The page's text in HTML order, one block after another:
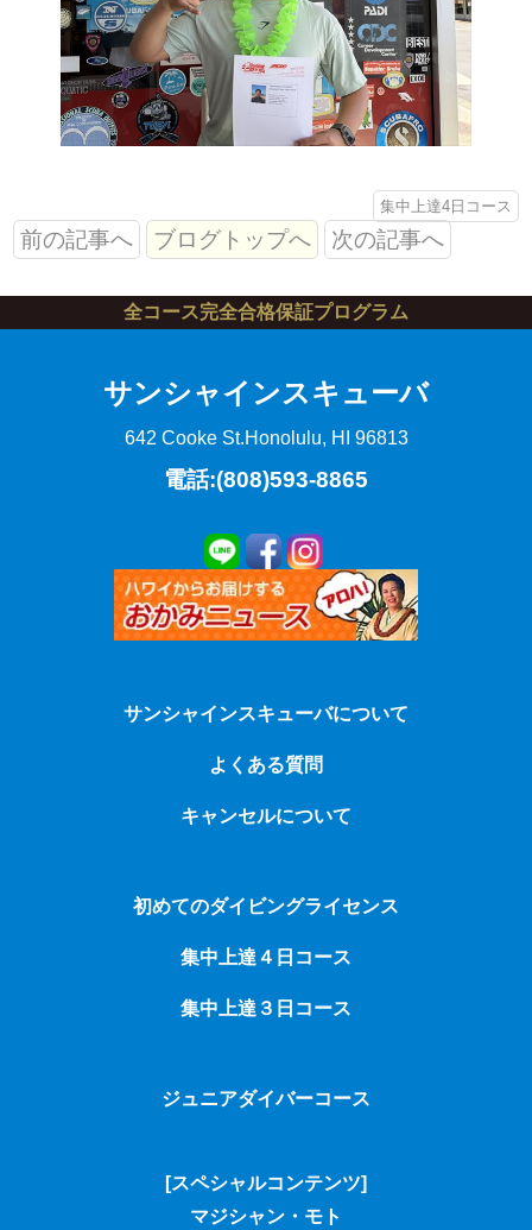
集中上達4日コース
前の記事へ ブログトップへ 次の記事へ
全コース完全合格保証プログラム
サンシャインスキューバ
642 Cooke St.Honolulu, HI 96813
電話:(808)593-8865
サンシャインスキューバについて
よくある質問
キャンセルについて
初めてのダイビングライセンス
集中上達４日コース
集中上達３日コース
ジュニアダイバーコース
[スペシャルコンテンツ]
マジシャン・モト